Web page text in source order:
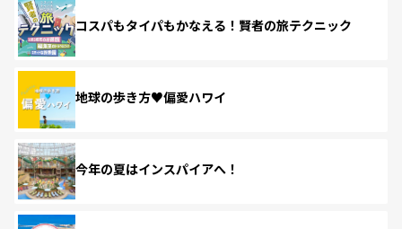
コスパもタイパもかなえる！賢者の旅テクニック
地球の歩き方♥偏愛ハワイ
今年の夏はインスパイアへ！